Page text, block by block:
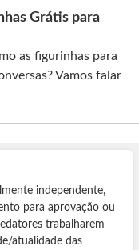
Grátis para
as figurinhas para
Vamos falar
independente,
para aprovação ou
trabalharem
atualidade das